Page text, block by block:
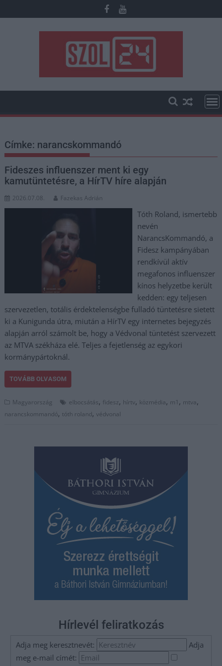
to
Címke: narancskommandó
Fideszes influenszer ment ki egy
kamutüntetésre, a HírTV híre alapján
2026.07.08. Fazekas Adrián
Tóth Roland, ismertebb
nevén
NarancsKommandó, a
Fidesz kampányában
rendkívül aktív
megafonos influenszer
kínos helyzetbe került
kedden: egy teljesen
szervezetlen, totális érdektelenségbe fulladó tüntetésre sietett
ki a Kunigunda útra, miután a HírTV egy internetes bejegyzés
alapján arról számolt be, hogy a Védvonal tüntetést szervezett
az MTVA székháza elé. Teljes a fejetlenség az egykori
kormánypártoknál.
TOVÁBB OLVASOM
Magyarország elbocsátás, fidesz, hírtv, közmédia, m1 , mtva,
narancskommandó, tóth roland,védvonal
Hírlevél feliratkozás
Adja meg keresztnevét:
Adja
meg e-mail címét: